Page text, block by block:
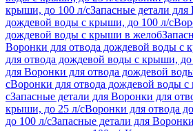
крыши, до 100 л/сЗапасные детали
дождевой воды с крыши, до 100 л/с
дождевой воды с крыши в желоб
Воронки для отвода дождевой воды с
для отвода дождевой воды с крыши, до
для Воронки для отвода дождевой
сВоронки для отвода дождевой воды
сЗапасные детали для Воронки для
крыши, до 25 л/сВоронки для отвода
до 100 л/сЗапасные детали для